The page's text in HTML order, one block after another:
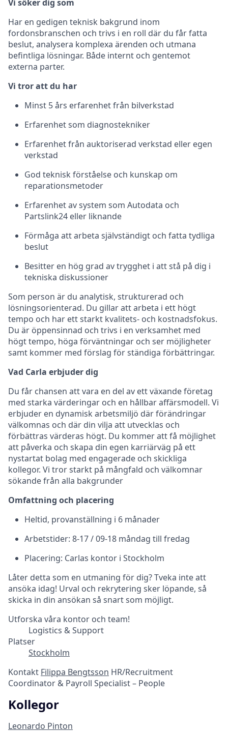
Vi söker dig som
Har en gedigen teknisk bakgrund inom
fordonsbranschen och trivs i en roll där du får fatta
beslut, analysera komplexa ärenden och utmana
befintliga lösningar. Både internt och gentemot
externa parter.
Vi tror att du har
Minst 5 års erfarenhet från bilverkstad
Erfarenhet som diagnostekniker
Erfarenhet från auktoriserad verkstad eller egen
verkstad
God teknisk förståelse och kunskap om
reparationsmetoder
Erfarenhet av system som Autodata och
Partslink24 eller liknande
Förmåga att arbeta självständigt och fatta tydliga
beslut
Besitter en hög grad av trygghet i att stå på dig i
tekniska diskussioner
Som person är du analytisk, strukturerad och
lösningsorienterad. Du gillar att arbeta i ett högt
tempo och har ett starkt kvalitets- och kostnadsfokus.
Du är öppensinnad och trivs i en verksamhet med
högt tempo, höga förväntningar och ser möjligheter
samt kommer med förslag för ständiga förbättringar.
Vad Carla erbjuder dig
Du får chansen att vara en del av ett växande företag
med starka värderingar och en hållbar affärsmodell. Vi
erbjuder en dynamisk arbetsmiljö där förändringar
välkomnas och där din vilja att utvecklas och
förbättras värderas högt. Du kommer att få möjlighet
att påverka och skapa din egen karriärväg på ett
nystartat bolag med engagerade och skickliga
kollegor. Vi tror starkt på mångfald och välkomnar
sökande från alla bakgrunder
Omfattning och placering
Heltid, provanställning i 6 månader
Arbetstider: 8-17 / 09-18 måndag till fredag
Placering: Carlas kontor i Stockholm
Låter detta som en utmaning för dig? Tveka inte att
ansöka idag! Urval och rekrytering sker löpande, så
skicka in din ansökan så snart som möjligt.
Utforska våra kontor och team!
Logistics & Support
Platser
Stockholm
Kontakt Filippa Bengtsson HR/Recruitment
Coordinator & Payroll Specialist – People
Kollegor
Leonardo Pinton